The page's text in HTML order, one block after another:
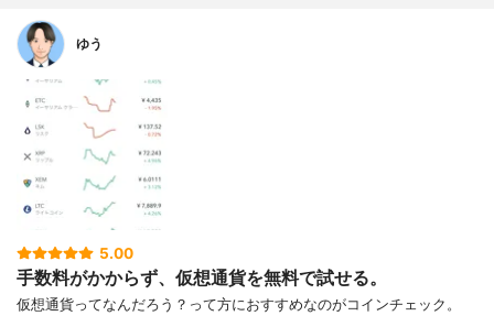
ゆう
5.00
手数料がかからず、仮想通貨を無料で試せる。
仮想通貨ってなんだろう？って方におすすめなのがコインチェック。